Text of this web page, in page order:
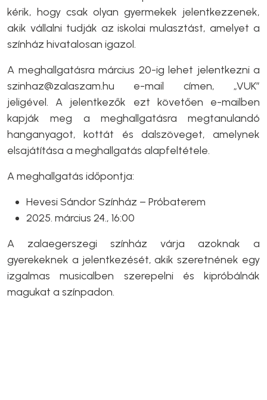
kérik, hogy csak olyan gyermekek jelentkezzenek,
akik vállalni tudják az iskolai mulasztást, amelyet a
színház hivatalosan igazol.
A meghallgatásra március 20-ig lehet jelentkezni a
szinhaz@zalaszam.hu e-mail címen, „VUK”
jeligével. A jelentkezők ezt követően e-mailben
kapják meg a meghallgatásra megtanulandó
hanganyagot, kottát és dalszöveget, amelynek
elsajátítása a meghallgatás alapfeltétele.
A meghallgatás időpontja:
Hevesi Sándor Színház – Próbaterem
2025. március 24., 16:00
A zalaegerszegi színház várja azoknak a
gyerekeknek a jelentkezését, akik szeretnének egy
izgalmas musicalben szerepelni és kipróbálnák
magukat a színpadon.